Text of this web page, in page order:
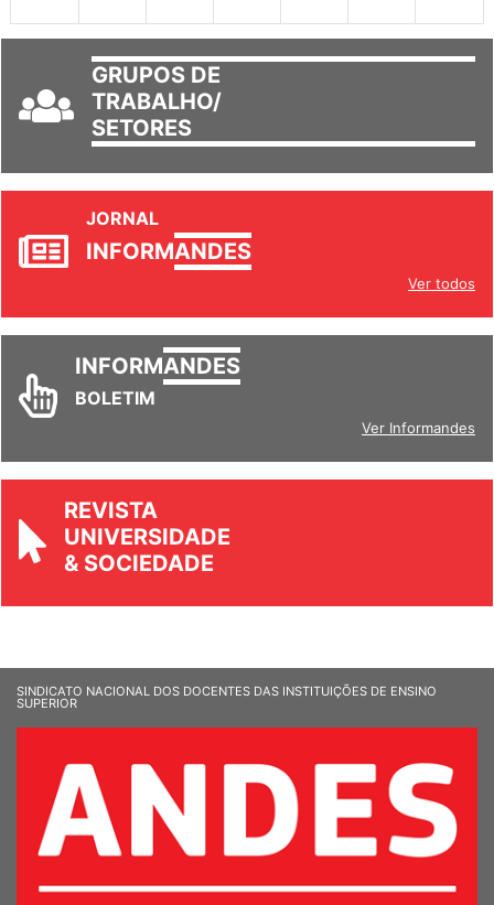
GRUPOS DE
TRABALHO/
SETORES
JORNAL
INFORMANDES
Ver todos
INFORMANDES
BOLETIM
Ver Informandes
REVISTA
UNIVERSIDADE
& SOCIEDADE
SINDICATO NACIONAL DOS DOCENTES DAS INSTITUIÇÕES DE ENSINO
SUPERIOR